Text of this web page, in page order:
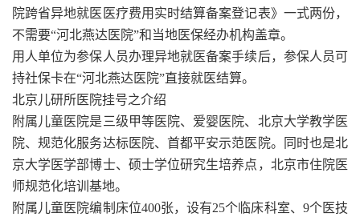
院跨省异地就医医疗费用实时结算备案登记表》一式两份，
不需要“河北燕达医院”和当地医保经办机构盖章。
用人单位为参保人员办理异地就医备案手续后，参保人员可
持社保卡在“河北燕达医院”直接就医结算。
北京儿研所医院挂号之介绍
附属儿童医院是三级甲等医院、爱婴医院、北京大学教学医
院、规范化服务达标医院、首都平安示范医院。同时也是北
京大学医学部博士、硕士学位研究生培养点，北京市住院医
师规范化培训基地。
附属儿童医院编制床位400张，设有25个临床科室、9个医技